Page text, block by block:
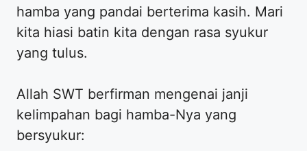
hamba yang pandai berterima kasih. Mari
kita hiasi batin kita dengan rasa syukur
yang tulus.
Allah SWT berfirman mengenai janji
kelimpahan bagi hamba-Nya yang
bersyukur: